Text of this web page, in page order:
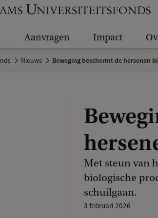
Aanvragen Impact
Nieuws Beweging beschermt de hersenen
Met steun van
biologische
schuilgaan.
3 februari 2026